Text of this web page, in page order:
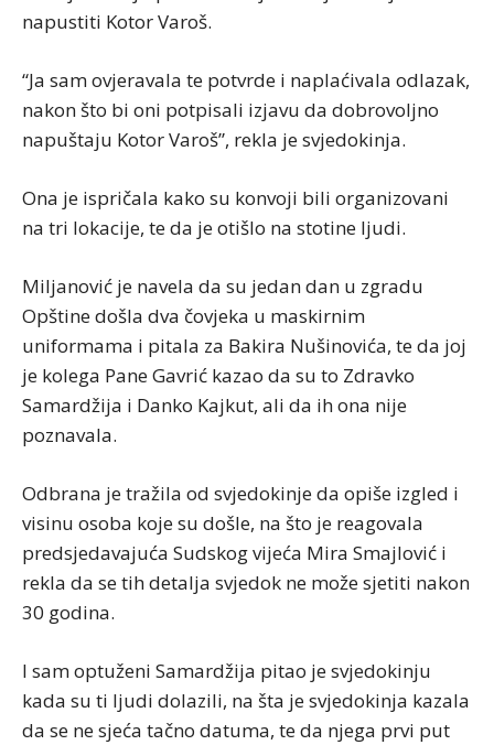
napustiti Kotor Varoš.
“Ja sam ovjeravala te potvrde i naplaćivala odlazak,
nakon što bi oni potpisali izjavu da dobrovoljno
napuštaju Kotor Varoš”, rekla je svjedokinja.
Ona je ispričala kako su konvoji bili organizovani
na tri lokacije, te da je otišlo na stotine ljudi.
Miljanović je navela da su jedan dan u zgradu
Opštine došla dva čovjeka u maskirnim
uniformama i pitala za Bakira Nušinovića, te da joj
je kolega Pane Gavrić kazao da su to Zdravko
Samardžija i Danko Kajkut, ali da ih ona nije
poznavala.
Odbrana je tražila od svjedokinje da opiše izgled i
visinu osoba koje su došle, na što je reagovala
predsjedavajuća Sudskog vijeća Mira Smajlović i
rekla da se tih detalja svjedok ne može sjetiti nakon
30 godina.
I sam optuženi Samardžija pitao je svjedokinju
kada su ti ljudi dolazili, na šta je svjedokinja kazala
da se ne sjeća tačno datuma, te da njega prvi put